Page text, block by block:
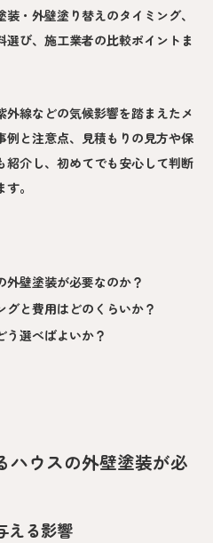
・外壁塗り替えのタイミング、
び、施工業者の比較ポイントま
線などの気候影響を踏まえたメ
例と注意点、見積もりの見方や保
紹介し、初めてでも安心して判断
。
壁塗装が必要なのか？
と費用はどのくらいか？
う選べばよいか？
ハウスの外壁塗装が必
える影響